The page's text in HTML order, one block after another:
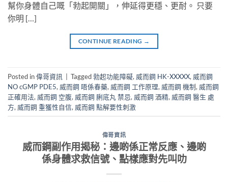
幫你身體自己嘅「勃起開關」，伸延得更穩、更耐。​ 只要
你明 […]
CONTINUE READING →
Posted in偉哥資訊 Tagged勃起功能障礙, 威而鋼 HK-XXXXX, 威而鋼
NO cGMP PDE5, 威而鋼 唔係春藥, 威而鋼 工作原理, 威而鋼 機制, 威而鋼
正確用法, 威而鋼 空腹, 威而鋼 脷底丸 禁忌, 威而鋼 酒精, 威而鋼 醫生 處
方, 威而鋼 重獲性自信, 威而鋼 點解要性刺激
偉哥資訊
威而鋼副作用揭秘：邊啲係正常反應、邊啲
係身體求救信號、點樣應對先叫叻